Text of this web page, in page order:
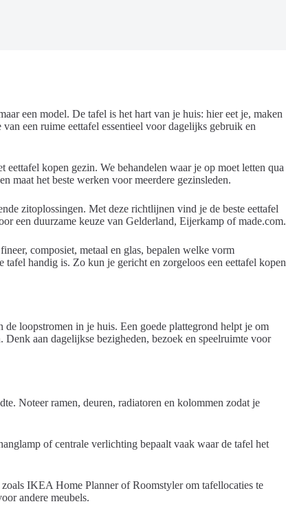
een model. De tafel is het hart van je huis: hier eet je, maken
een ruime eettafel essentieel voor dagelijks gebruik en
kopen gezin. We behandelen waar je op moet letten qua
maat het beste werken voor meerdere gezinsleden.
zitoplossingen. Met deze richtlijnen vind je de beste eettafel
een duurzame keuze van Gelderland, Eijerkamp of made.com.
composiet, metaal en glas, bepalen welke vorm
handig is. Zo kun je gericht en zorgeloos een eettafel kopen
loopstromen in je huis. Een goede plattegrond helpt je om
aan dagelijkse bezigheden, bezoek en speelruimte voor
Noteer ramen, deuren, radiatoren en kolommen zodat je
of centrale verlichting bepaalt vaak waar de tafel het
IKEA Home Planner of Roomstyler om tafellocaties te
andere meubels.